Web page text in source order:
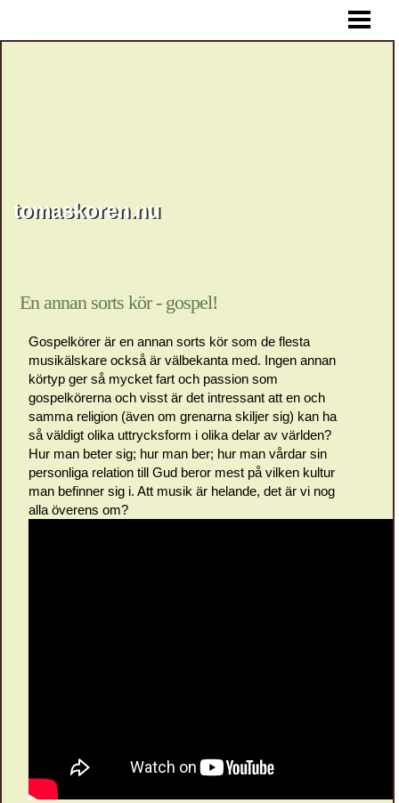
tomaskoren.nu
En annan sorts kör - gospel!
Gospelkörer är en annan sorts kör som de flesta
musikälskare också är välbekanta med. Ingen annan
körtyp ger så mycket fart och passion som
gospelkörerna och visst är det intressant att en och
samma religion (även om grenarna skiljer sig) kan ha
så väldigt olika uttrycksform i olika delar av världen?
Hur man beter sig; hur man ber; hur man vårdar sin
personliga relation till Gud beror mest på vilken kultur
man befinner sig i. Att musik är helande, det är vi nog
alla överens om?